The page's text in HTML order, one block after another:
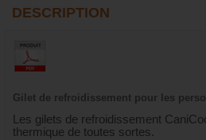
DESCRIPTION
Gilet de refroidissement pour les
Les gilets de refroidissement
thermique de toutes sortes.